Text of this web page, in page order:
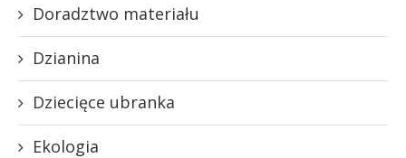
Doradztwo materiału
Dzianina
Dziecięce ubranka
Ekologia